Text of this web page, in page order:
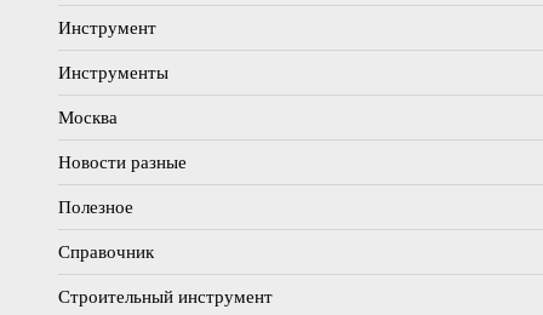
Инструмент
Инструменты
Москва
Новости разные
Полезное
Справочник
Строительный инструмент